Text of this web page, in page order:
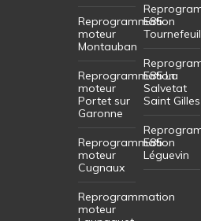
Reprogrammation
moteur
Montauban
Reprogrammation
moteur
Portet sur
Garonne
Reprogrammation
moteur
Cugnaux
Reprogrammation
moteur
E85
E85 La
Salvetat
Saint Gilles
E85
Léguevin